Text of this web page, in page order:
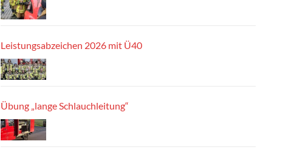
Leistungsabzeichen 2026 mit Ü40
Übung „lange Schlauchleitung“